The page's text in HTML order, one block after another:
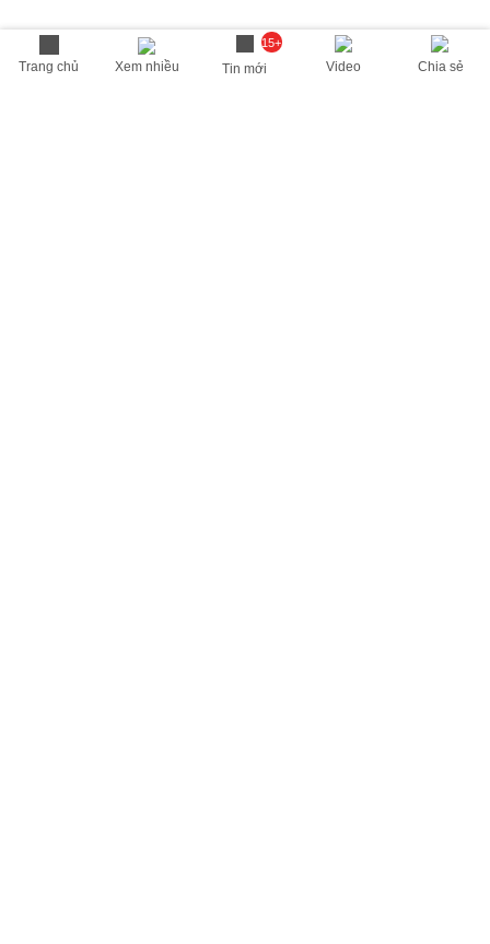
Trang chủ Xem nhiều
15+
Tin mới Video Chia sẻ